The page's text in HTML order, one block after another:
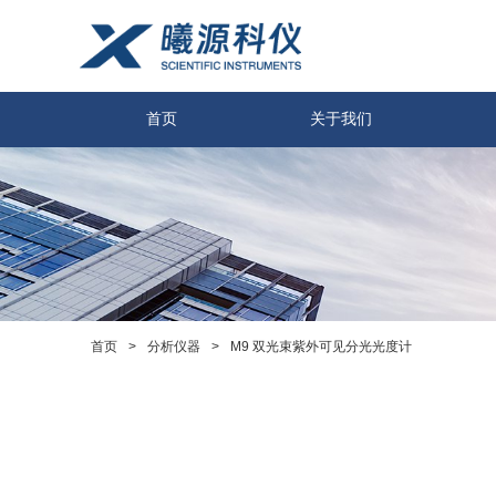
首页 关于我们
首页 > 分析仪器 > M9 双光束紫外可见分光光度计